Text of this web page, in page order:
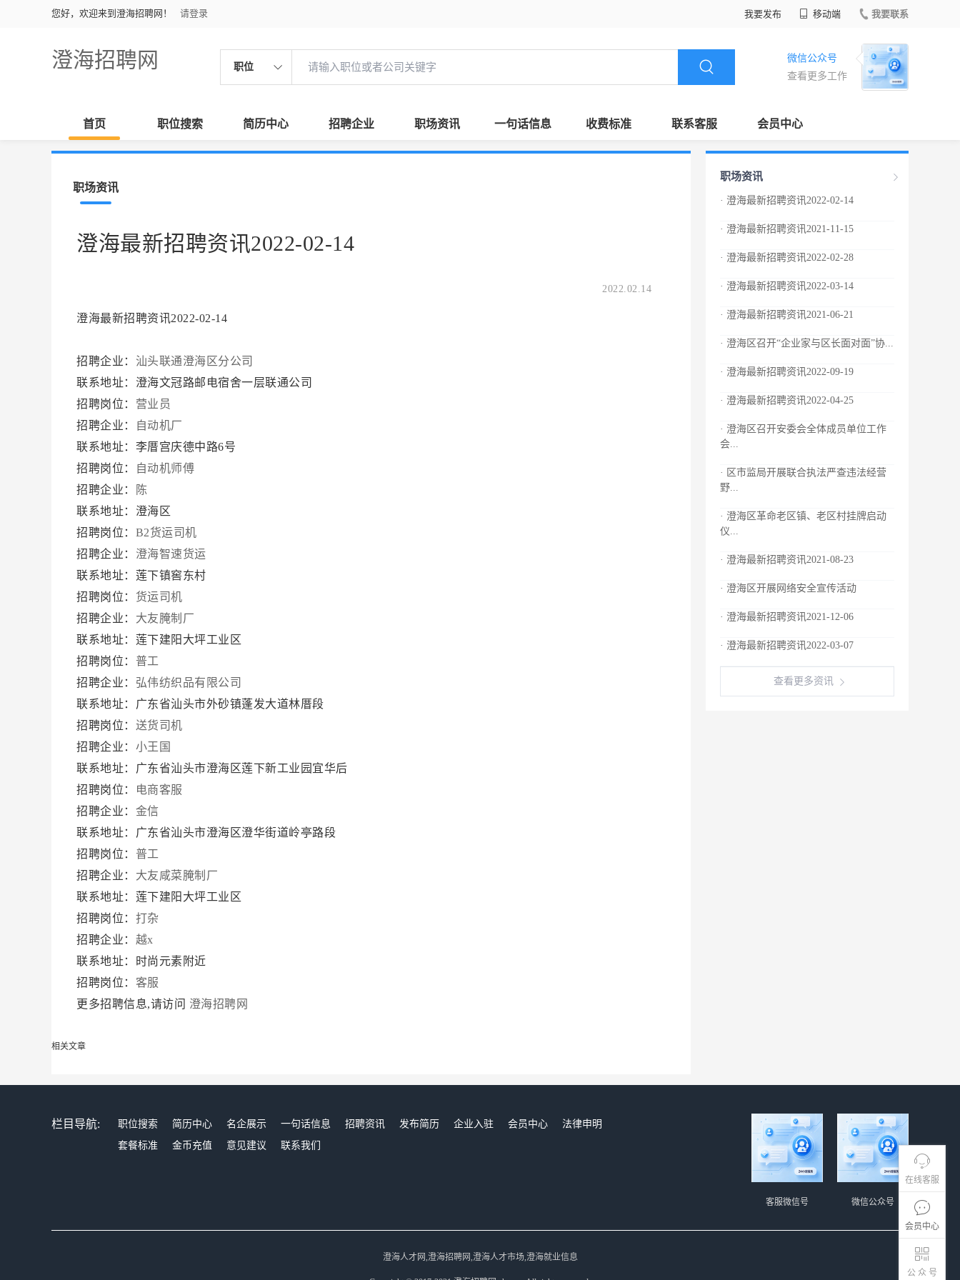
您好，欢迎来到澄海招聘网！ 请登录 我要发布 移动端 我要联系
澄海招聘网 职位
微信公众号
查看更多工作
首页 职位搜索 简历中心 招聘企业 职场资讯 一句话信息 收费标准 联系客服 会员中心
在线客服
会员中心
公 众 号
职场资讯
澄海最新招聘资讯2022-02-14
2022.02.14
澄海最新招聘资讯2022-02-14
招聘企业： 汕头联通澄海区分公司
联系地址：澄海文冠路邮电宿舍一层联通公司
招聘岗位： 营业员
招聘企业：
自动机厂
联系地址：李厝宫庆德中路6号
招聘岗位：
自动机师傅
招聘企业：
陈
联系地址：澄海区
招聘岗位： B2货运司机
招聘企业： 澄海智速货运
联系地址：莲下镇窖东村
招聘岗位： 货运司机
招聘企业： 大友腌制厂
联系地址：莲下建阳大坪工业区
招聘岗位： 普工
招聘企业： 弘伟纺织品有限公司
联系地址：广东省汕头市外砂镇蓬发大道林厝段
招聘岗位： 送货司机
招聘企业： 小王国
联系地址：广东省汕头市澄海区莲下新工业园宜华后
招聘岗位：
电商客服
招聘企业： 金信
联系地址：广东省汕头市澄海区澄华街道岭亭路段
招聘岗位： 普工
招聘企业： 大友咸菜腌制厂
联系地址：莲下建阳大坪工业区
招聘岗位： 打杂
招聘企业： 越x
联系地址：时尚元素附近
招聘岗位： 客服
更多招聘信息,请访问 澄海招聘网
相关文章
职场资讯
· 澄海最新招聘资讯2022-02-14
· 澄海最新招聘资讯2021-11-15
· 澄海最新招聘资讯2022-02-28
· 澄海最新招聘资讯2022-03-14
· 澄海最新招聘资讯2021-06-21
· 澄海区召开“企业家与区长面对面”协...
· 澄海最新招聘资讯2022-09-19
· 澄海最新招聘资讯2022-04-25
· 澄海区召开安委会全体成员单位工作
会...
· 区市监局开展联合执法严查违法经营
野...
· 澄海区革命老区镇、老区村挂牌启动
仪...
· 澄海最新招聘资讯2021-08-23
· 澄海区开展网络安全宣传活动
· 澄海最新招聘资讯2021-12-06
· 澄海最新招聘资讯2022-03-07
查看更多资讯
栏目导航: 职位搜索 简历中心 名企展示 一句话信息 招聘资讯 发布简历 企业入驻 会员中心
法律申明
套餐标准
金币充值 意见建议 联系我们
微信公众号
客服微信号
澄海人才网,澄海招聘网,澄海人才市场,澄海就业信息